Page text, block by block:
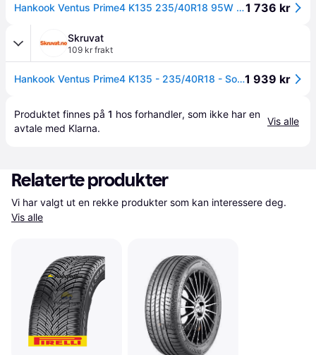
Hankook Ventus Prime4 K135 235/40R18 95W - Sommerdekk1 736 kr
Skruvat
109 kr frakt
Hankook Ventus Prime4 K135 - 235/40R18 - Sommardäck1 939 kr
Produktet finnes på 1 hos forhandler, som ikke har en
avtale med Klarna.
Vis alle
Relaterte produkter
Vis alle